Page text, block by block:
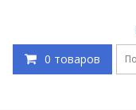
0 товаров